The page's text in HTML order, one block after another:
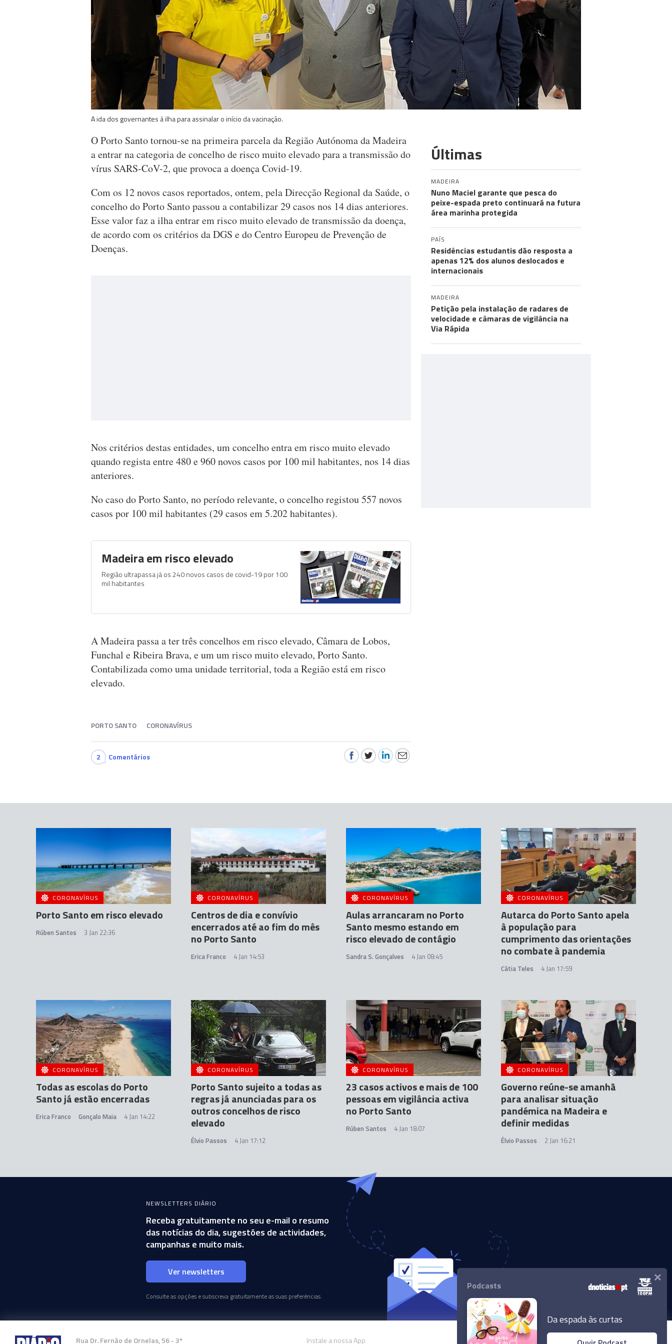
A ida dos governantes à ilha para assinalar o início da vacinação.
O Porto Santo tornou-se na primeira parcela da Região Autónoma da Madeira
a entrar na categoria de concelho de risco muito elevado para a transmissão do
vírus SARS-CoV-2, que provoca a doença Covid-19.
Com os 12 novos casos reportados, ontem, pela Direcção Regional da Saúde, o
concelho do Porto Santo passou a contabilizar 29 casos nos 14 dias anteriores.
Esse valor faz a ilha entrar em risco muito elevado de transmissão da doença,
de acordo com os critérios da DGS e do Centro Europeu de Prevenção de
Doenças.
Nos critérios destas entidades, um concelho entra em risco muito elevado
quando regista entre 480 e 960 novos casos por 100 mil habitantes, nos 14 dias
anteriores.
No caso do Porto Santo, no período relevante, o concelho registou 557 novos
casos por 100 mil habitantes (29 casos em 5.202 habitantes).
Madeira em risco elevado
Região ultrapassa já os 240 novos casos de covid-19 por 100
mil habitantes
A Madeira passa a ter três concelhos em risco elevado, Câmara de Lobos,
Funchal e Ribeira Brava, e um um risco muito elevado, Porto Santo.
Contabilizada como uma unidade territorial, toda a Região está em risco
elevado.
PORTO SANTO CORONAVÍRUS
2 Comentários
Últimas
MADEIRA
Nuno Maciel garante que pesca do
peixe-espada preto continuará na futura
área marinha protegida
PAÍS
Residências estudantis dão resposta a
apenas 12% dos alunos deslocados e
internacionais
MADEIRA
Petição pela instalação de radares de
velocidade e câmaras de vigilância na
Via Rápida
CORONAVÍRUS
Porto Santo em risco elevado
Rúben Santos 3 Jan 22:36
CORONAVÍRUS
Centros de dia e convívio
encerrados até ao fim do mês
no Porto Santo
Erica Franco 4 Jan 14:53
CORONAVÍRUS
Aulas arrancaram no Porto
Santo mesmo estando em
risco elevado de contágio
Sandra S. Gonçalves 4 Jan 08:45
CORONAVÍRUS
Autarca do Porto Santo apela
à população para
cumprimento das orientações
no combate à pandemia
Cátia Teles 4 Jan 17:59
CORONAVÍRUS
Todas as escolas do Porto
Santo já estão encerradas
Erica Franco Gonçalo Maia 4 Jan 14:22
CORONAVÍRUS
Porto Santo sujeito a todas as
regras já anunciadas para os
outros concelhos de risco
elevado
Élvio Passos 4 Jan 17:12
CORONAVÍRUS
23 casos activos e mais de 100
pessoas em vigilância activa
no Porto Santo
Rúben Santos 4 Jan 18:07
CORONAVÍRUS
Governo reúne-se amanhã
para analisar situação
pandémica na Madeira e
definir medidas
Élvio Passos 2 Jan 16:21
NEWSLETTERS DIÁRIO
Receba gratuitamente no seu e-mail o resumo
das notícias do dia, sugestões de actividades,
campanhas e muito mais.
Ver newsletters
Consulte as opções e subscreva gratuitamente as suas preferências.
Rua Dr. Fernão de Ornelas, 56 - 3º Instale a nossa App
Podcasts
Da espada às curtas
×